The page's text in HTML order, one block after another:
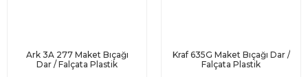
Ark 3A 277 Maket Bıçağı
Dar / Falçata Plastik
Kraf 635G Maket Bıçağı Dar /
Falçata Plastik